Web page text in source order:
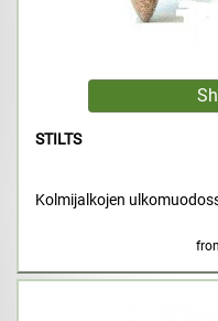
STILTS
Kolmijalkojen